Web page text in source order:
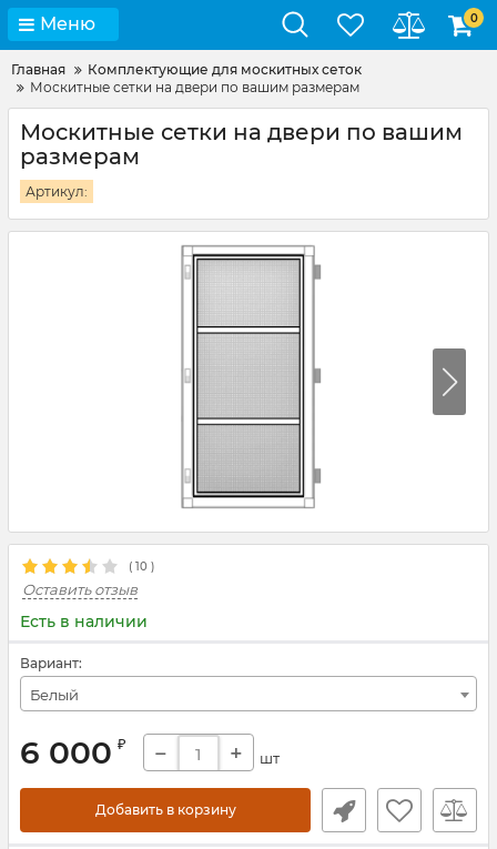
Меню 0
Главная
Комплектующие для москитных сеток
Москитные сетки на двери по вашим размерам
Москитные сетки на двери по вашим
размерам
Артикул:
( 10 )
Оставить отзыв
Есть в наличии
Вариант:
Белый
6 000 ₽ − + шт
Добавить в корзину